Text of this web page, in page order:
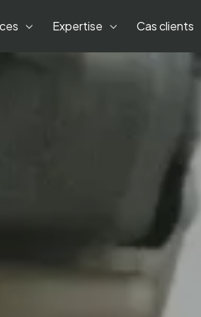
Expertise Cas clients